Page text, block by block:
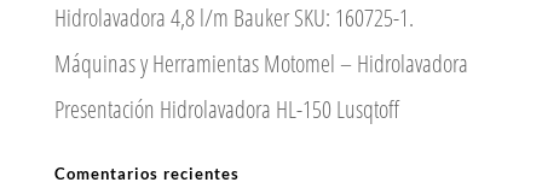
Hidrolavadora 4,8 l/m Bauker SKU: 160725-1.
Máquinas y Herramientas Motomel – Hidrolavadora
Presentación Hidrolavadora HL-150 Lusqtoff
Comentarios recientes